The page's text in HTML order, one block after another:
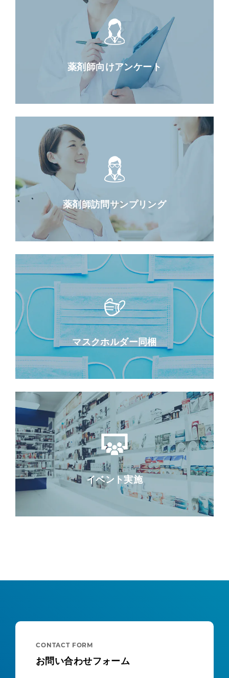
薬剤師向けアンケート
薬剤師訪問サンプリング
マスクホルダー同梱
イベント実施
CONTACT FORM
お問い合わせフォーム